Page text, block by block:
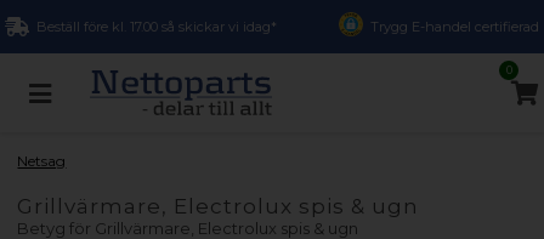
Beställ före kl. 17.00 så skickar vi idag* Trygg E-handel certifierad
0
Netsag
Grillvärmare, Electrolux spis & ugn
Betyg för Grillvärmare, Electrolux spis & ugn